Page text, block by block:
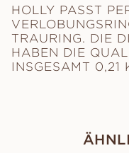
HOLLY PASST
TRAURING. DIE
HABEN DIE
INSGESAMT 0,21